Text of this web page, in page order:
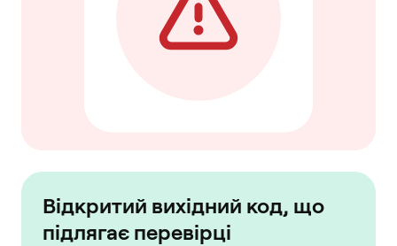
Відкритий вихідний код, що
підлягає перевірці